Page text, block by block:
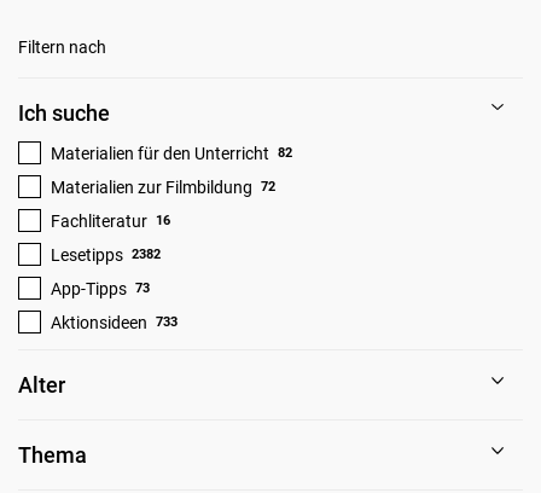
Filtern nach
Ich suche
Lesetipps 2382
App-Tipps 73
Aktionsideen 733
Materialien für den Unterricht 82
Materialien zur Filmbildung 72
Fachliteratur 16
Alter
Thema